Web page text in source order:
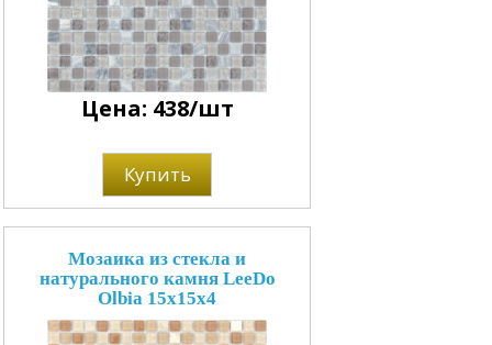
Цена: 438/шт
Купить
Мозаика из стекла и
натурального камня LeeDo
Olbia 15х15х4